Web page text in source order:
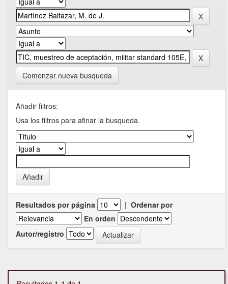
Comenzar nueva busqueda
Añadir filtros:
Usa los filtros para afinar la busqueda.
Resultados por página | Ordenar por
En orden
Autor/registro